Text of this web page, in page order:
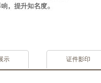
示 证件影印